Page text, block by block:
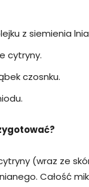
z siemienia
cytryny.
czosnku.
(wraz ze
Całość